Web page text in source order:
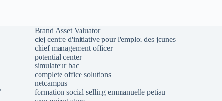
Brand Asset Valuator
ciej centre d'initiative pour l'emploi des jeunes
chief management officer
potential center
simulateur bac
complete office solutions
netcampus
formation social selling emmanuelle petiau